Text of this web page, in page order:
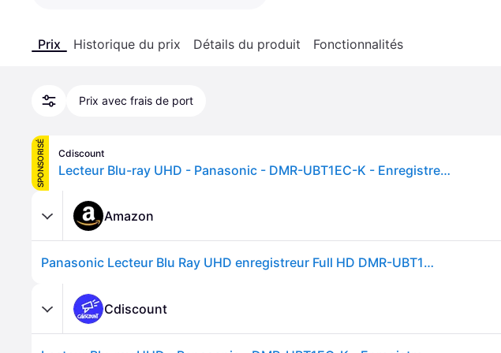
Prix Historique du prix Détails du produit Fonctionnalités
Prix avec frais de port
SPONSORISÉ Cdiscount
Lecteur Blu-ray UHD - Panasonic - DMR-UBT1EC-K - Enregistreur 1 To - HDR automatique - Audio Hi-Res - Noir
Amazon
Panasonic Lecteur Blu Ray UHD enregistreur Full HD DMR-UBT1EC-K I Réglage HDR Automatique Convertisseur 4K Lecture Audio Hi-Res Disque Dur 1 to WiFi intégré Noir - Version Française
Cdiscount